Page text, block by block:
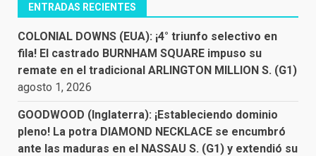
ENTRADAS RECIENTES
COLONIAL DOWNS (EUA): ¡4° triunfo selectivo en
fila! El castrado BURNHAM SQUARE impuso su
remate en el tradicional ARLINGTON MILLION S. (G1)
agosto 1, 2026
GOODWOOD (Inglaterra): ¡Estableciendo dominio
pleno! La potra DIAMOND NECKLACE se encumbró
ante las maduras en el NASSAU S. (G1) y extendió su